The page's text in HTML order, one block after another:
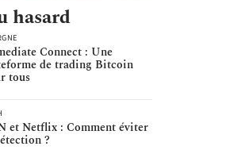
hasard
Connect : Une
de trading Bitcoin
tous
et Netflix : Comment éviter
?